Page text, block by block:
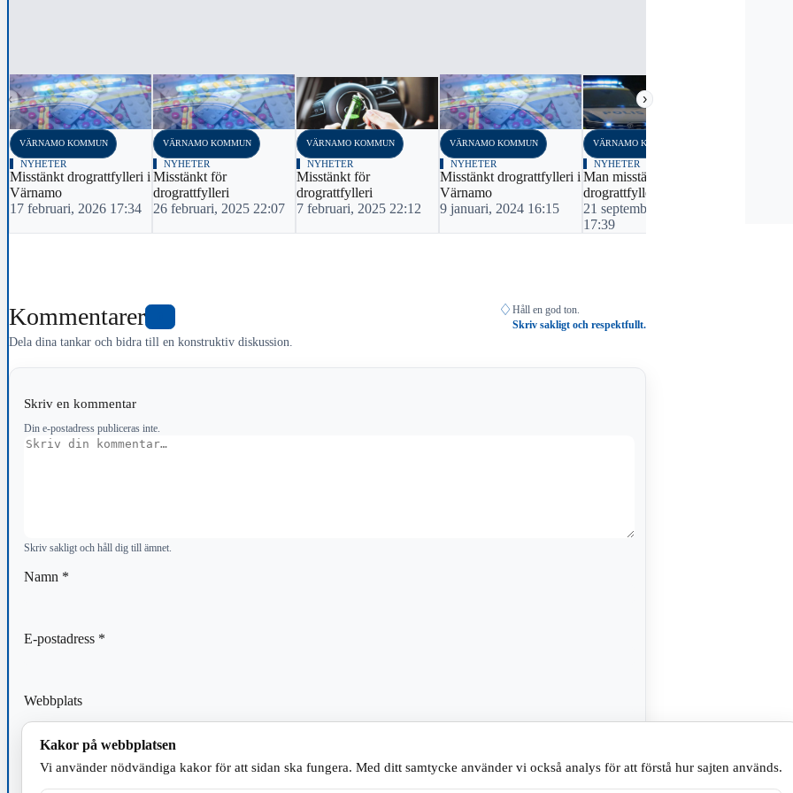
‹ ›
VÄRNAMO KOMMUN
NYHETER
Misstänkt drograttfylleri i
Värnamo
17 februari, 2026 17:34
VÄRNAMO KOMMUN
NYHETER
Misstänkt för
drograttfylleri
26 februari, 2025 22:07
VÄRNAMO KOMMUN
NYHETER
Misstänkt för
drograttfylleri
7 februari, 2025 22:12
VÄRNAMO KOMMUN
NYHETER
Misstänkt drograttfylleri i
Värnamo
9 januari, 2024 16:15
VÄRNAMO KOMMUN
NYHETER
Man misstänks för
drograttfylleri
21 september, 2022
17:39
Kommentarer
Dela dina tankar och bidra till en konstruktiv diskussion.
♢ Håll en god ton.
Skriv sakligt och respektfullt.
Skriv en kommentar
Din e-postadress publiceras inte.
Kommentar
Skriv sakligt och håll dig till ämnet.
Namn *
E-postadress *
Webbplats
Spara mitt namn, min e-postadress och webbplats i denna webbläsare till nästa gång jag skriver en
Kakor på webbplatsen
Vi använder nödvändiga kakor för att sidan ska fungera. Med ditt samtycke använder vi också analys för att förstå hur sajten används.